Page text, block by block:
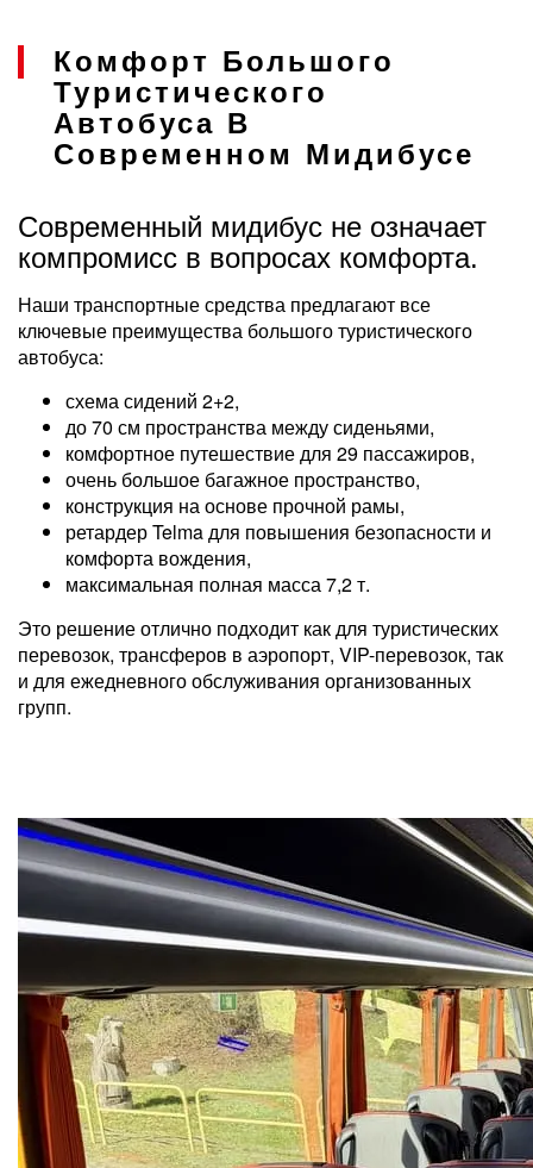
Комфорт Большого
Туристического
Автобуса В
Современном Мидибусе
Современный мидибус не означает
компромисс в вопросах комфорта.
Наши транспортные средства предлагают все
ключевые преимущества большого туристического
автобуса:
схема сидений 2+2,
до 70 см пространства между сиденьями,
комфортное путешествие для 29 пассажиров,
очень большое багажное пространство,
конструкция на основе прочной рамы,
ретардер Telma для повышения безопасности и
комфорта вождения,
максимальная полная масса 7,2 т.
Это решение отлично подходит как для туристических
перевозок, трансферов в аэропорт, VIP-перевозок, так
и для ежедневного обслуживания организованных
групп.